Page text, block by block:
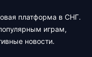
платформа в СНГ.
играм,
новости.